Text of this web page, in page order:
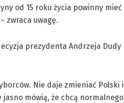
od 15 roku życia powinny mieć
zwraca uwagę.
prezydenta Andrzeja Dudy
Nie daje zmieniać Polski i
mówią, że chcą normalnego